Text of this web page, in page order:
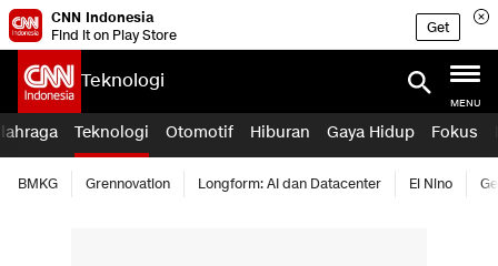
CNN Indonesia
Find it on Play Store
Get
Teknologi
MENU
Teknologi Otomotif Hiburan Gaya Hidup Fokus
BMKG Grennovation Longform: AI dan Datacenter El Nino